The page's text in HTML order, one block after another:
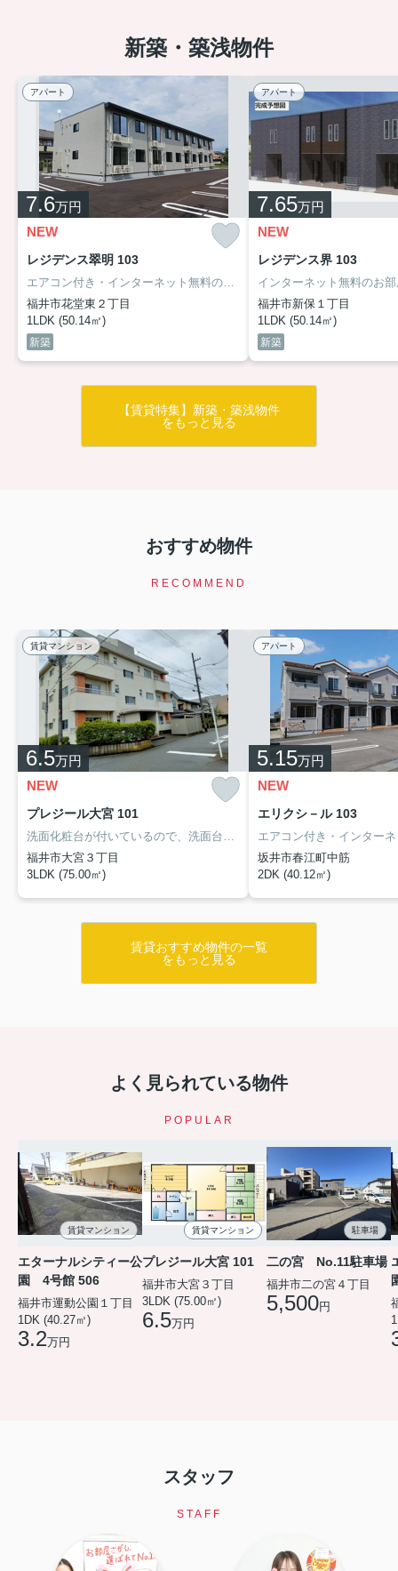
新築・築浅物件
アパート
7.6万円
NEW
レジデンス翠明 103
エアコン付き・インターネット無料のお部屋です！室内設備は洗面化粧台・浴室乾燥機など豊富に揃っており、過ごしやすいお部屋になっております。【家賃10％割引キャンペーン対象】契約開始日より23か月間、月額家賃68400円でご入居いただけます。（家賃のみ対象）
福井市花堂東２丁目
1LDK (50.14㎡)
新築
アパート
7.65万円
NEW
レジデンス界 103
福井市新保１丁目
1LDK (50.14㎡)
新築
【賃貸特集】新築・築浅物件
をもっと見る
おすすめ物件
RECOMMEND
賃貸マンション
6.5万円
NEW
プレジール大宮 101
洗面化粧台が付いているので、洗面台前で身支度をサッと整えられます。ぜひご覧いただきたい賃貸物件です。布団の収納にピッタリな押入があります。屋根付き駐車場1台ありです。
福井市大宮３丁目
3LDK (75.00㎡)
アパート
5.15万円
NEW
エリクシ－ル 103
坂井市春江町中筋
2DK (40.12㎡)
賃貸おすすめ物件の一覧
をもっと見る
よく見られている物件
POPULAR
賃貸マンション
エターナルシティー公
園 4号館 506
福井市運動公園１丁目
1DK (40.27㎡)
3.2万円
賃貸マンション
プレジール大宮 101
福井市大宮３丁目
3LDK (75.00㎡)
6.5万円
駐車場
二の宮 No.11駐車場
福井市二の宮４丁目
5,500円
スタッフ
STAFF